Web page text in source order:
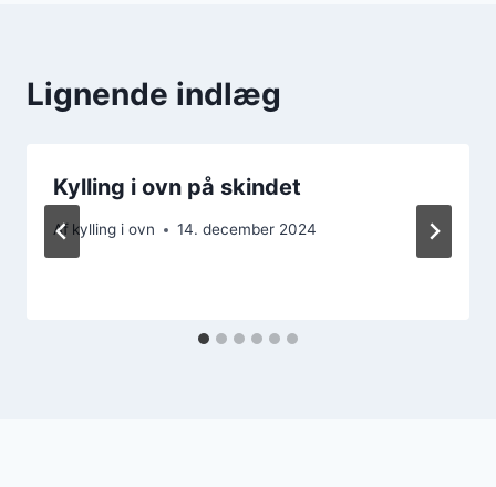
Lignende indlæg
Kylling i ovn på skindet
Af kylling i ovn 14. december 2024